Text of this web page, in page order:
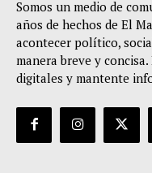
Somos un medio de
años de hechos de El
acontecer político,
manera breve y
digitales y mantente